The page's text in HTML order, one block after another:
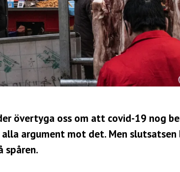
övertyga oss om att covid-19 nog
argument mot det. Men
spåren.